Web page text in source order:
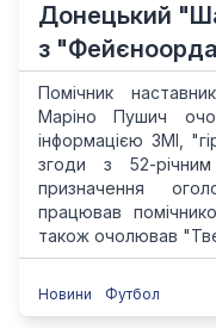
Донецький
з
Помічник
Маріно Пушич
інформацією ЗМІ,
згоди з 52-
призначення
працював
також очолював
Новини Футбол